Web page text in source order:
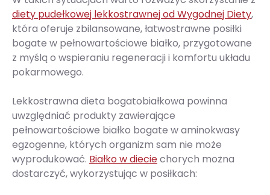
diety pudełkowej lekkostrawnej od Wygodnej Diety,
która oferuje zbilansowane, łatwostrawne posiłki
bogate w pełnowartościowe białko, przygotowane
z myślą o wspieraniu regeneracji i komfortu układu
pokarmowego.
Lekkostrawna dieta bogatobiałkowa powinna
uwzględniać produkty zawierające
pełnowartościowe białko bogate w aminokwasy
egzogenne, których organizm sam nie może
wyprodukować. Białko w dieciechorych można
dostarczyć, wykorzystując w posiłkach: